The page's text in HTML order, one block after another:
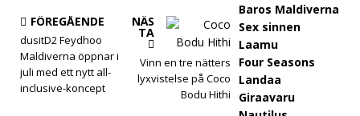
på
Mald
ivern
FÖREGÅENDE
dusitD2 Feydhoo
Maldiverna öppnar i
juli med ett nytt all-
inclusive-koncept
NÄS
TA
Vinn en tre nätters
lyxvistelse på Coco
Bodu Hithi
Baros Maldiverna
Sex sinnen
Laamu
Four Seasons
Landaa
Giraavaru